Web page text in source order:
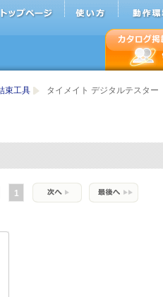
束工具 タイメイト デジタルテスター
1